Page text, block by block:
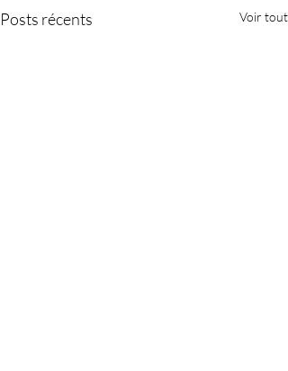
Posts récents Voir tout